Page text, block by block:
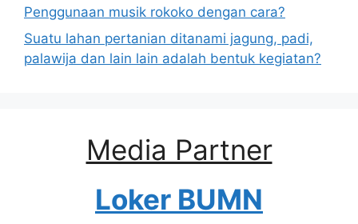
Penggunaan musik rokoko dengan cara?
Suatu lahan pertanian ditanami jagung, padi,
palawija dan lain lain adalah bentuk kegiatan?
Media Partner
Loker BUMN